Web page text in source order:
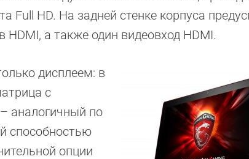
Full HD. На задней стенке корпуса
а также один видеовход HDMI.
дисплеем: в
с
аналогичный по
способностью
опции